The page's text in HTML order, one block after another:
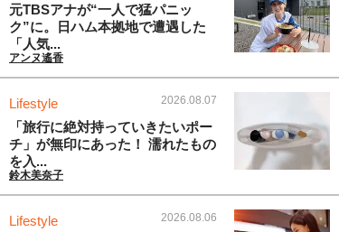
元TBSアナが“一人で猛パニッ
ク”に。日ハム本拠地で遭遇した
「人気...
アンヌ遙香
Lifestyle 2026.08.07
「旅行に絶対持っていきたいポー
チ」が無印にあった！ 濡れたもの
を入...
鈴木美奈子
Lifestyle 2026.08.06